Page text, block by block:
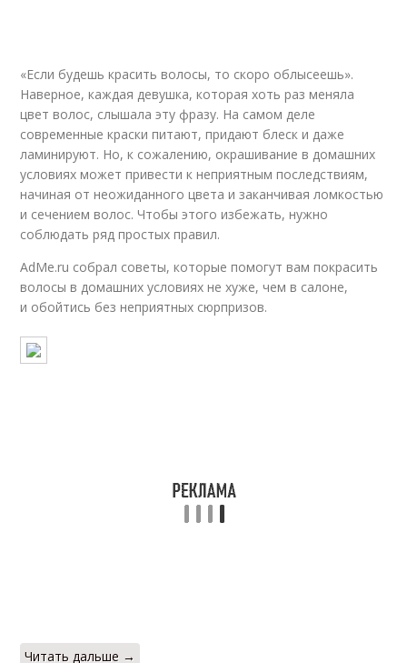
«Если будешь красить волосы, то скоро облысеешь».
Наверное, каждая девушка, которая хоть раз меняла
цвет волос, слышала эту фразу. На самом деле
современные краски питают, придают блеск и даже
ламинируют. Но, к сожалению, окрашивание в домашних
условиях может привести к неприятным последствиям,
начиная от неожиданного цвета и заканчивая ломкостью
и сечением волос. Чтобы этого избежать, нужно
соблюдать ряд простых правил.
AdMe.ru собрал советы, которые помогут вам покрасить
волосы в домашних условиях не хуже, чем в салоне,
и обойтись без неприятных сюрпризов.
Читать дальше →